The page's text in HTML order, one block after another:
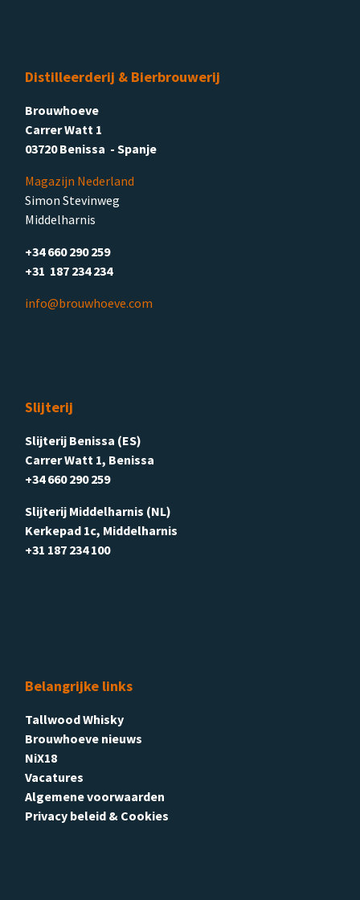
Distilleerderij & Bierbrouwerij
Brouwhoeve
Carrer Watt 1
03720 Benissa - Spanje
Magazijn Nederland
Simon Stevinweg
Middelharnis
+34 660 290 259
+31 187 234 234
info@brouwhoeve.com
Slijterij
Slijterij Benissa (ES)
Carrer Watt 1, Benissa
+34 660 290 259
Slijterij Middelharnis (NL)
Kerkepad 1c, Middelharnis
+31 187 234 100
Belangrijke links
Tallwood Whisky
Brouwhoeve nieuws
NiX18
Vacatures
Algemene voorwaarden
Privacy beleid & Cookies